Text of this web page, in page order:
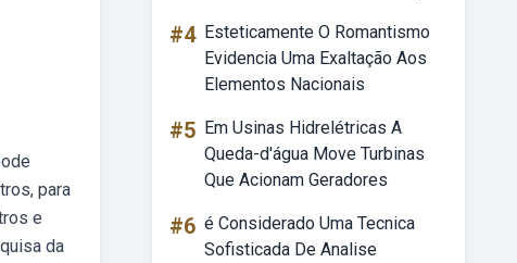
para
e
da
#4 Esteticamente O Romantismo
Evidencia Uma Exaltação Aos
Elementos Nacionais
#5 Em Usinas Hidrelétricas A
Queda-d'água Move Turbinas
Que Acionam Geradores
#6 é Considerado Uma Tecnica
Sofisticada De Analise